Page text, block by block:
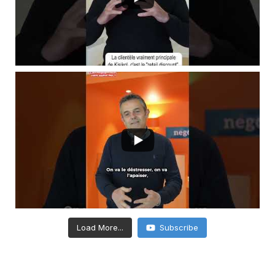
Load More... Subscribe